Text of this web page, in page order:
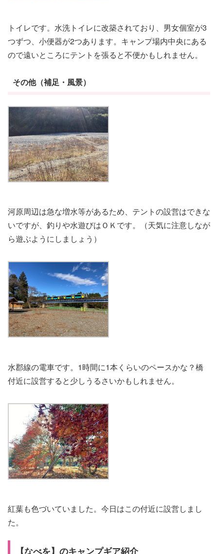
トイレです。水洗トイレに改築されており、男女個室が3
つずつ、小便器が2つあります。キャンプ場内中央にある
ので遠いところにテントを張ると不便かもしれません。
その他（補足・風景）
河原周辺は急な増水等があるため、テントの設営はできな
いですが、釣りや水遊びはＯＫです。（天気に注意しなが
ら遊ぶようにしましょう）
水郡線の電車です。1時間に1本くらいのペースかな？橋
付近に設営すると少しうるさいかもしれません。
紅葉も色づいていました。今日はこの付近に設営しまし
た。
【なべを】のキャンプギア紹介